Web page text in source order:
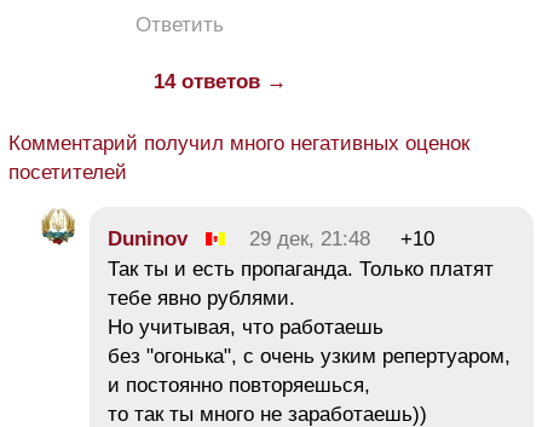
Ответить
14 ответов →
Комментарий получил много негативных оценок
посетителей
Duninov 29 дек, 21:48
+10
Так ты и есть пропаганда. Только платят
тебе явно рублями.
Но учитывая, что работаешь
без "огонька", с очень узким репертуаром,
и постоянно повторяешься,
то так ты много не заработаешь))